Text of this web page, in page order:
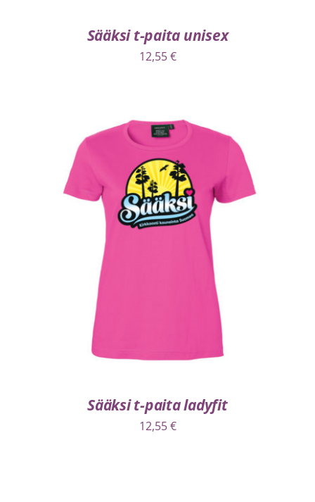
Sääksi t-paita unisex
12,55€
VALITSE VAIHTOEHDOISTA LISÄTIEDOT
Sääksi t-paita ladyfit
12,55€